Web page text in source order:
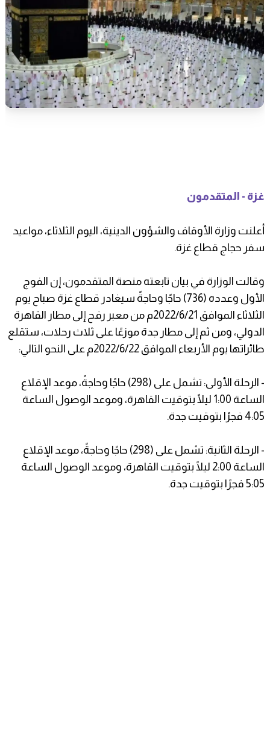
غزة - المتقدمون
أعلنت وزارة الأوقاف والشؤون الدينية، اليوم الثلاثاء، مواعيد
سفر حجاج قطاع غزة.
وقالت الوزارة في بيان تابعته منصة المتقدمون، إن الفوج
الأول وعدده (736) حاجًا وحاجةً سيغادر قطاع غزة صباح يوم
الثلاثاء الموافق 2022/6/21م من معبر رفح إلى مطار القاهرة
الدولي، ومن ثم إلى مطار جدة موزعًا على ثلاث رحلات، ستقلع
طائراتها يوم الأربعاء الموافق 2022/6/22م على النحو التالي:
- الرحلة الأولى: تشمل على (298) حاجًا وحاجةً، موعد الإقلاع
الساعة 1:00 ليلًا بتوقيت القاهرة، وموعد الوصول الساعة
4:05 فجرًا بتوقيت جدة.
- الرحلة الثانية: تشمل على (298) حاجًا وحاجةً، موعد الإقلاع
الساعة 2:00 ليلًا بتوقيت القاهرة، وموعد الوصول الساعة
5:05 فجرًا بتوقيت جدة.